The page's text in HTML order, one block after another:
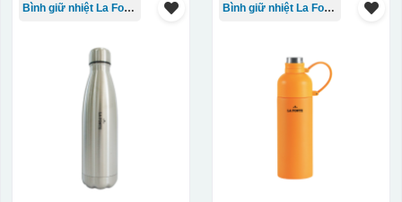
Bình giữ nhiệt La Fonte Bình giữ nhiệt La Fonte